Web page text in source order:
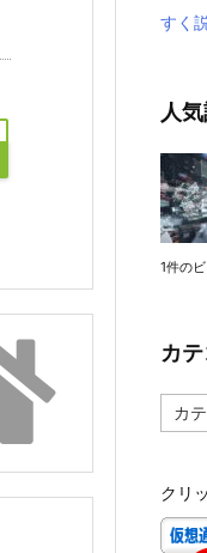
すく
人
1件の
カ
テ
ー
クリ